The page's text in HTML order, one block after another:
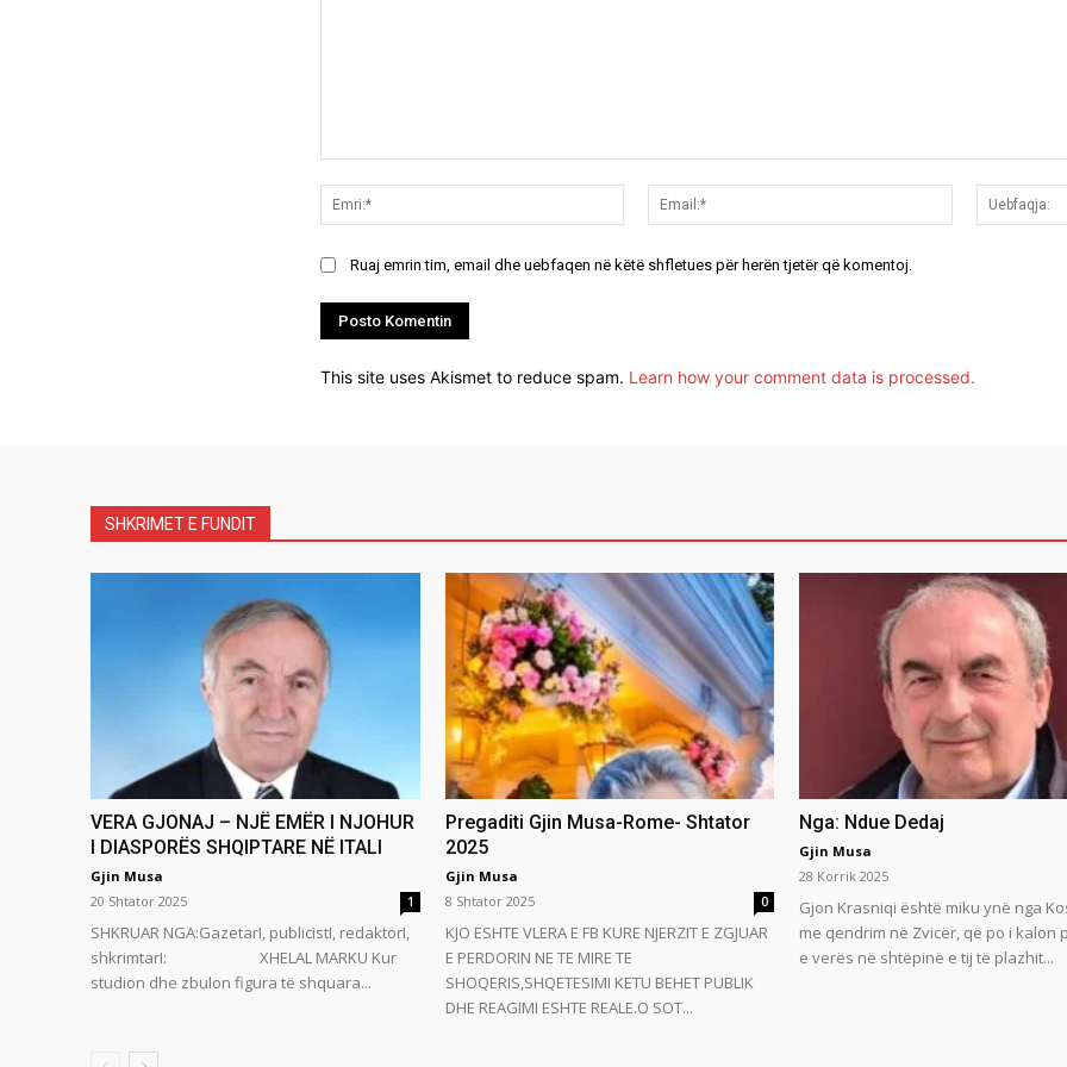
Emri:*
Email:*
Ruaj emrin tim, email dhe uebfaqen në këtë shfletues për herën tjetër që komentoj.
This site uses Akismet to reduce spam. Learn how your comment data is processed.
SHKRIMET E FUNDIT
VERA GJONAJ – NJË EMËR I NJOHUR
I DIASPORËS SHQIPTARE NË ITALI
Gjin Musa
20 Shtator 2025
1
SHKRUAR NGA:GazetarI, publicistI, redaktorI,
shkrimtarI: XHELAL MARKU Kur
studion dhe zbulon figura të shquara...
Pregaditi Gjin Musa-Rome- Shtator
2025
Gjin Musa
8 Shtator 2025
0
KJO ESHTE VLERA E FB KURE NJERZIT E ZGJUAR
E PERDORIN NE TE MIRE TE
SHOQERIS,SHQETESIMI KETU BEHET PUBLIK
DHE REAGIMI ESHTE REALE.O SOT...
Nga: Ndue Dedaj
Gjin Musa
28 Korrik 2025
Gjon Krasniqi është miku ynë nga
me qendrim në Zvicër, që po i kalon
e verës në shtëpinë e tij të plazhit...